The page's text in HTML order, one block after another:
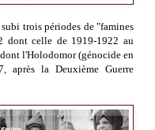
trois périodes de "famines
dont celle de 1919-1922 au
l'Holodomor (génocide en
après la Deuxième Guerre